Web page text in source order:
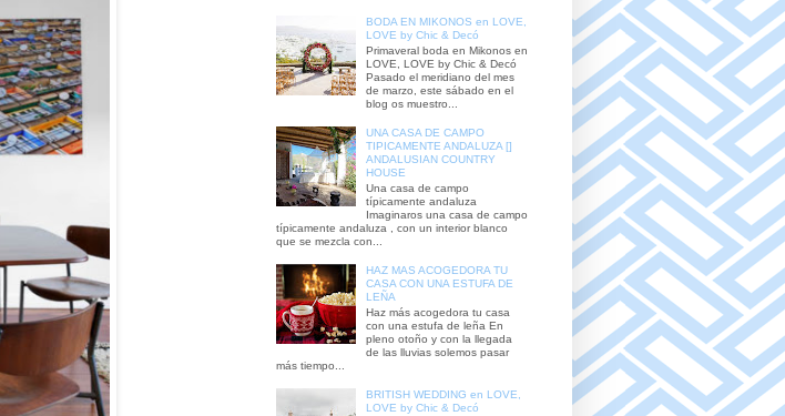
BODA EN MIKONOS en LOVE,
LOVE by Chic & Decó
Primaveral boda en Mikonos en
LOVE, LOVE by Chic & Decó
Pasado el meridiano del mes
de marzo, este sábado en el
blog os muestro...
UNA CASA DE CAMPO
TIPICAMENTE ANDALUZA []
ANDALUSIAN COUNTRY
HOUSE
Una casa de campo
típicamente andaluza
Imaginaros una casa de campo
típicamente andaluza , con un interior blanco
que se mezcla con...
HAZ MAS ACOGEDORA TU
CASA CON UNA ESTUFA DE
LEÑA
Haz más acogedora tu casa
con una estufa de leña En
pleno otoño y con la llegada
de las lluvias solemos pasar
más tiempo...
BRITISH WEDDING en LOVE,
LOVE by Chic & Decó